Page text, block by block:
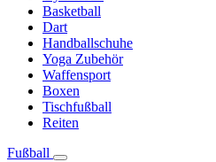
Basketball
Dart
Handballschuhe
Yoga Zubehör
Waffensport
Boxen
Tischfußball
Reiten
Fußball